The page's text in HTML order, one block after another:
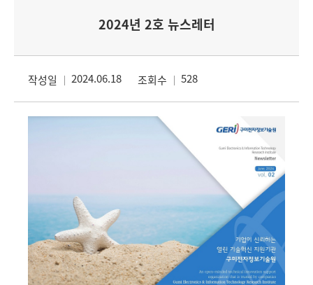
2024년 2호 뉴스레터
작성일 2024.06.18 조회수 528